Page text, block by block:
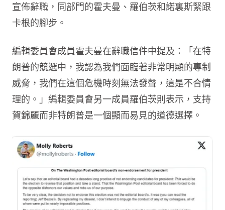
宣佈辭職，同部門的霍夫曼、羅伯茨和諾裏斯緊跟
卡根的腳步。
編輯委員會成員霍夫曼在辭職信件中提及：「在特
朗普的競選中，我認為我們面臨著非常明顯的專制
威脅，我們在這個危機時刻無法發聲，這是不合情
理的。」編輯委員會另一成員羅伯茨則表示，支持
賀錦麗而非特朗普是一個顯而易見的道德選擇。